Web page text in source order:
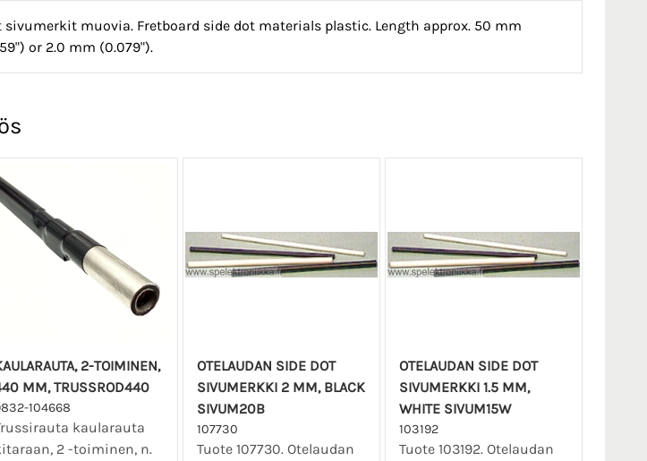
sivumerkit muovia. Fretboard side dot materials plastic. Length approx. 50 mm
or 2.0 mm (0.079").
2-TOIMINEN,
MM, TRUSSROD440
104668
kaularauta
2 -toiminen, n.
OTELAUDAN SIDE DOT
SIVUMERKKI 2 MM, BLACK
SIVUM20B
107730
Tuote 107730. Otelaudan
OTELAUDAN SIDE DOT
SIVUMERKKI 1.5 MM,
WHITE SIVUM15W
103192
Tuote 103192. Otelaudan